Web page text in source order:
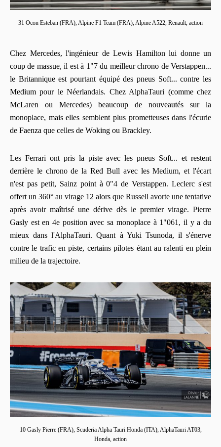
31 Ocon Esteban (FRA), Alpine F1 Team (FRA), Alpine A522, Renault, action
Chez Mercedes, l'ingénieur de Lewis Hamilton lui donne un
coup de massue, il est à 1"7 du meilleur chrono de Verstappen...
le Britannique est pourtant équipé des pneus Soft... contre les
Medium pour le Néerlandais. Chez AlphaTauri (comme chez
McLaren ou Mercedes) beaucoup de nouveautés sur la
monoplace, mais elles semblent plus prometteuses dans l'écurie
de Faenza que celles de Woking ou Brackley.
Les Ferrari ont pris la piste avec les pneus Soft... et restent
derrière le chrono de la Red Bull avec les Medium, et l'écart
n'est pas petit, Sainz point à 0"4 de Verstappen. Leclerc s'est
offert un 360° au virage 12 alors que Russell avorte une tentative
après avoir maîtrisé une dérive dès le premier virage. Pierre
Gasly est en 4e position avec sa monoplace à 1"061, il y a du
mieux dans l'AlphaTauri. Quant à Yuki Tsunoda, il s'énerve
contre le trafic en piste, certains pilotes étant au ralenti en plein
milieu de la trajectoire.
10 Gasly Pierre (FRA), Scuderia Alpha Tauri Honda (ITA), AlphaTauri AT03,
Honda, action